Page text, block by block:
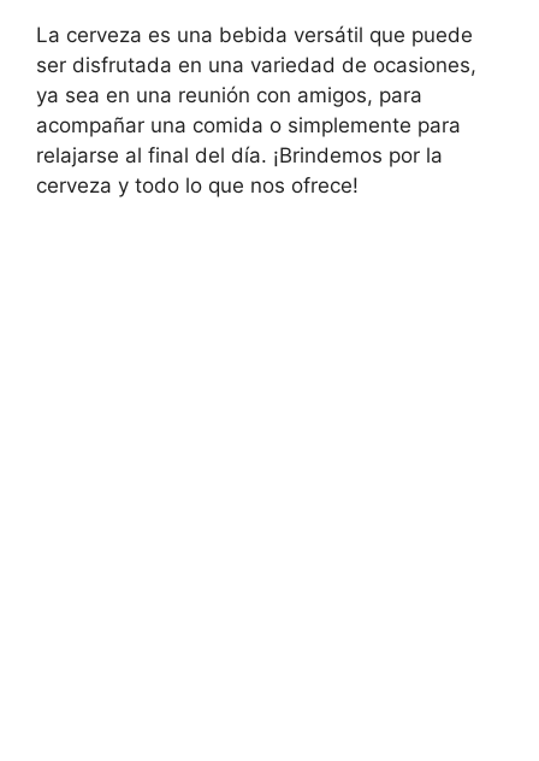
La cerveza es una bebida versátil que puede
ser disfrutada en una variedad de ocasiones,
ya sea en una reunión con amigos, para
acompañar una comida o simplemente para
relajarse al final del día. ¡Brindemos por la
cerveza y todo lo que nos ofrece!